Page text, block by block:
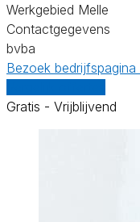
Werkgebied Melle
Contactgegevens
bvba
Bezoek bedrijfspagina
Gratis - Vrijblijvend